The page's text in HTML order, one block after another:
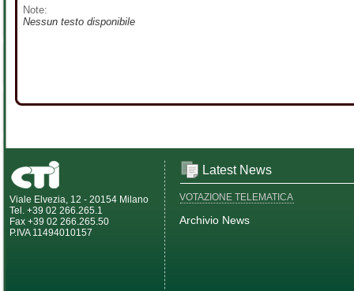
Note:
Nessun testo disponibile
Viale Elvezia, 12 - 20154 Milano
Tel. +39 02 266.265.1
Fax +39 02 266.265.50
P.IVA 11494010157
Latest News
VOTAZIONE TELEMATICA
Archivio News